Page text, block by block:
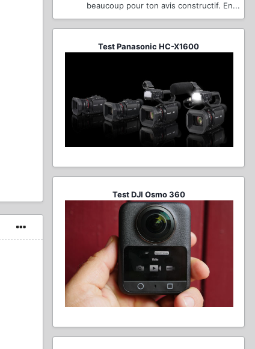
beaucoup pour ton avis constructif. En...
Test Panasonic HC-X1600
Test DJI Osmo 360